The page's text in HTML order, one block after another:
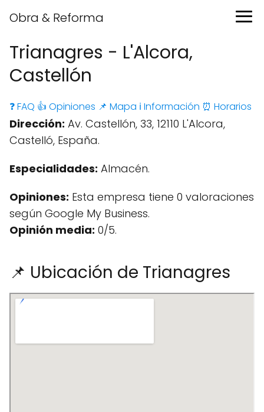
Obra & Reforma
Trianagres - L'Alcora,
Castellón
❓ FAQ 👍 Opiniones 📌 Mapa ℹ️ Información ⏰ Horarios
Dirección: Av. Castellón, 33, 12110 L'Alcora,
Castelló, España.
Especialidades: Almacén.
Opiniones: Esta empresa tiene 0 valoraciones
según Google My Business.
Opinión media: 0/5.
📌 Ubicación de Trianagres